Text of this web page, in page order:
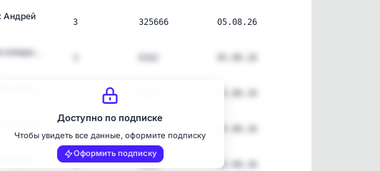
Андрей
3 325666 05.08.26
3 4456 05.08.26
Доступно по подписке
Чтобы увидеть все данные, оформите подписку
Оформить подписку